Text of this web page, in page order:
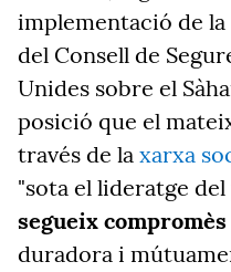
implementació de la
del Consell de
Unides sobre el
posició que el
través de la xarxa
"sota el lideratge
segueix
duradora i